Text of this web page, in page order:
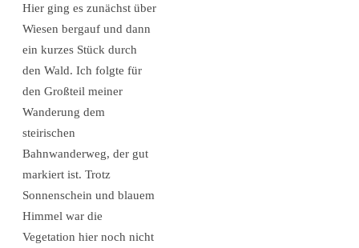
Hier ging es zunächst über
Wiesen bergauf und dann
ein kurzes Stück durch
den Wald. Ich folgte für
den Großteil meiner
Wanderung dem
steirischen
Bahnwanderweg, der gut
markiert ist. Trotz
Sonnenschein und blauem
Himmel war die
Vegetation hier noch nicht